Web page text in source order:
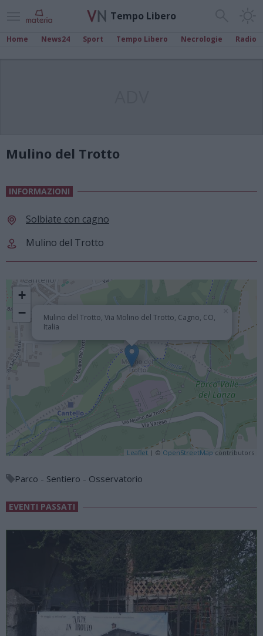
Tempo Libero
Home News24 Sport Tempo Libero Necrologie Radio
Mulino del Trotto
INFORMAZIONI
Solbiate con cagno
Mulino del Trotto
Mulino del Trotto, Via Molino del Trotto, Cagno, CO,
Italia
+
−
Leaflet | © OpenStreetMap contributors
Parco - Sentiero - Osservatorio
EVENTI PASSATI